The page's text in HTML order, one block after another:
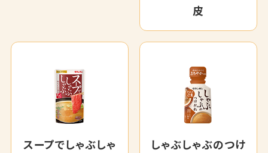
皮
スープでしゃぶしゃ
しゃぶしゃぶのつけ